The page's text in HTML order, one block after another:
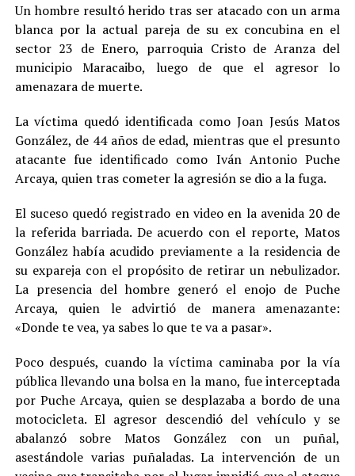
Un hombre resultó herido tras ser atacado con un arma
blanca por la actual pareja de su ex concubina en el
sector 23 de Enero, parroquia Cristo de Aranza del
municipio Maracaibo, luego de que el agresor lo
amenazara de muerte.
La víctima quedó identificada como Joan Jesús Matos
González, de 44 años de edad, mientras que el presunto
atacante fue identificado como Iván Antonio Puche
Arcaya, quien tras cometer la agresión se dio a la fuga.
El suceso quedó registrado en video en la avenida 20 de
la referida barriada. De acuerdo con el reporte, Matos
González había acudido previamente a la residencia de
su expareja con el propósito de retirar un nebulizador.
La presencia del hombre generó el enojo de Puche
Arcaya, quien le advirtió de manera amenazante:
«Donde te vea, ya sabes lo que te va a pasar».
Poco después, cuando la víctima caminaba por la vía
pública llevando una bolsa en la mano, fue interceptada
por Puche Arcaya, quien se desplazaba a bordo de una
motocicleta. El agresor descendió del vehículo y se
abalanzó sobre Matos González con un puñal,
asestándole varias puñaladas. La intervención de un